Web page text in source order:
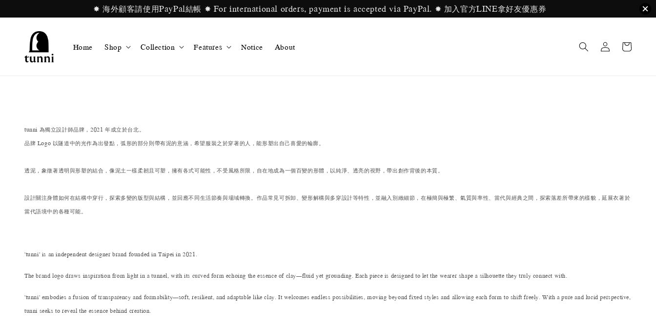
✸ 海外顧客請使用PayPal結帳 ✸ For international orders, payment is accepted via PayPal. ✸ 加入官方LINE拿好友優惠券
Home Shop Collection Features Notice About
tunni 為獨立設計師品牌，2021 年成立於台北。
品牌 Logo 以隧道中的光作為出發點，弧形的部分則帶有泥的意涵，希望服裝之於穿著的人，能形塑出自己喜愛的輪廓。
透泥，象徵著透明與形塑的結合，像泥土一樣柔韌且可塑，擁有各式可能性，不受風格所限，自在地成為一個百變的形體，以純淨、透亮的視野，帶出創作背後的本質。
設計關注身體如何在結構中穿行，探索多變的版型與結構，並回應不同生活節奏與場域轉換。作品常見可拆卸、變形解構與多穿設計等特性，並融入別緻細節，在極簡與極繁、氣質與率性、當代與經典之間，探索落差所帶來的樣貌，延展衣著於
當代語境中的各種可能。
'tunni' is an independent designer brand founded in Taipei in 2021.
The brand logo draws inspiration from light in a tunnel, with its curved form echoing the essence of clay—fluid yet grounding. Each piece is designed to let the wearer shape a silhouette they truly connect with.
'tunni' embodies a fusion of transparency and formability—soft, resilient, and adaptable like clay. It welcomes endless possibilities, moving beyond fixed styles and allowing each form to shift freely. With a pure and lucid perspective,
tunni seeks to reveal the essence behind creation.